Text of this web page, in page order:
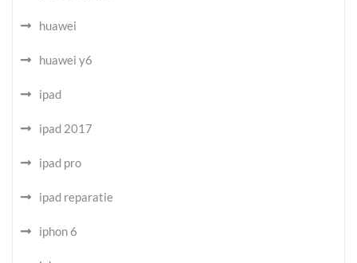
huawei
huawei y6
ipad
ipad 2017
ipad pro
ipad reparatie
iphon 6